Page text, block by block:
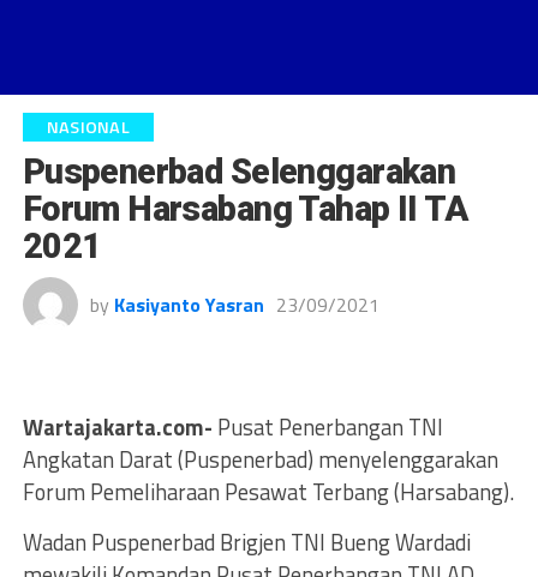
NASIONAL
Puspenerbad Selenggarakan
Forum Harsabang Tahap II TA
2021
by Kasiyanto Yasran 23/09/2021
Wartajakarta.com- Pusat Penerbangan TNI
Angkatan Darat (Puspenerbad) menyelenggarakan
Forum Pemeliharaan Pesawat Terbang (Harsabang).
Wadan Puspenerbad Brigjen TNI Bueng Wardadi